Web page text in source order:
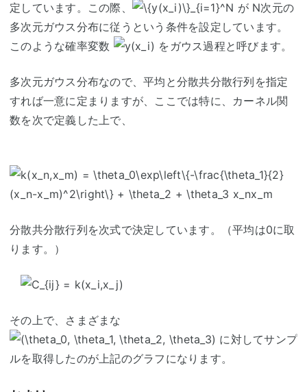
定しています。この際、
が N次元の
多次元ガウス分布に従うという条件を設定しています。
このような確率変数
をガウス過程と呼びます。
多次元ガウス分布なので、平均と分散共分散行列を指定
すれば一意に定まりますが、ここでは特に、カーネル関
数を次で定義した上で、
分散共分散行列を次式で決定しています。（平均は0に取
ります。）
その上で、さまざまな
に対してサンプ
ルを取得したのが上記のグラフになります。